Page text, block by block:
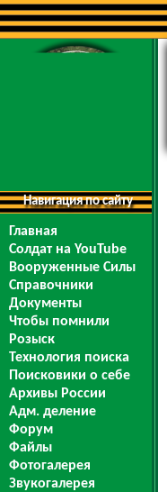
Навигация по сайту
Главная
Солдат на YouTube
Вооруженные Силы
Справочники
Документы
Чтобы помнили
Розыск
Технология поиска
Поисковики о себе
Архивы России
Адм. деление
Форум
Файлы
Фотогалерея
Звукогалерея